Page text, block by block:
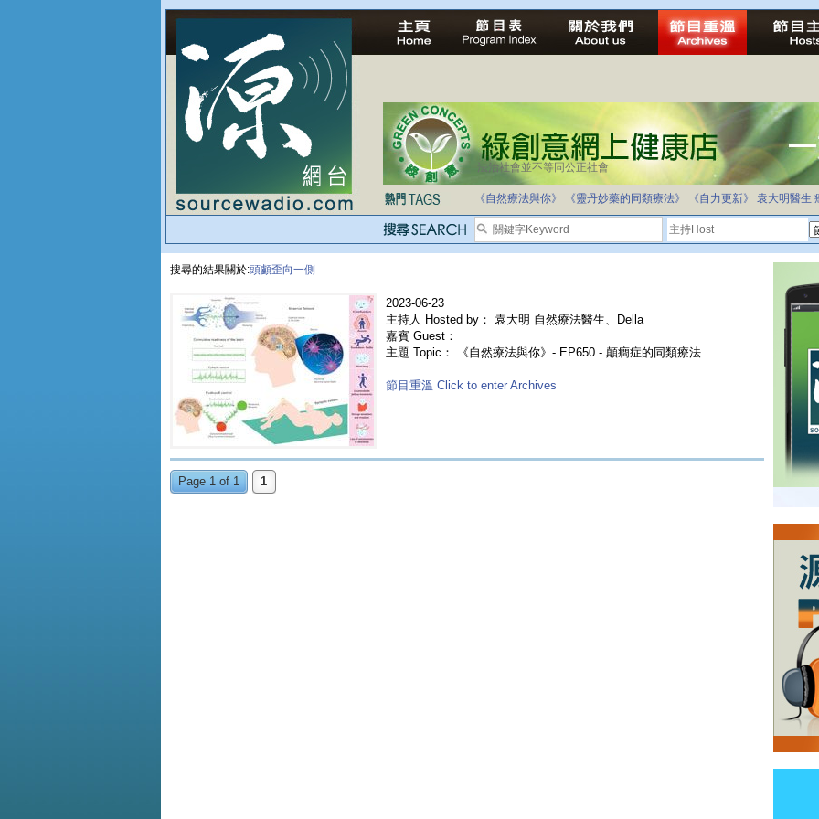
法治社會並不等同公正社會
《自然療法與你》 《靈丹妙藥的同類療法》 《自力更新》 袁大明醫生
搜尋的結果關於:頭顱歪向一側
2023-06-23
主持人 Hosted by： 袁大明 自然療法醫生、Della
嘉賓 Guest：
主題 Topic： 《自然療法與你》- EP650 - 顛癎症的同類療法
節目重溫 Click to enter Archives
Page 1 of 1 1